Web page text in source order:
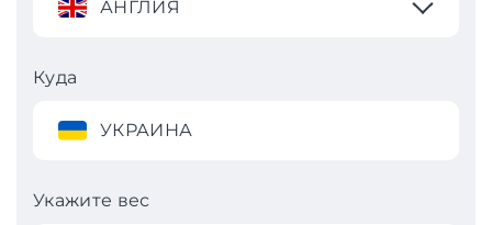
АНГЛИЯ
Куда
УКРАИНА
Укажите вес